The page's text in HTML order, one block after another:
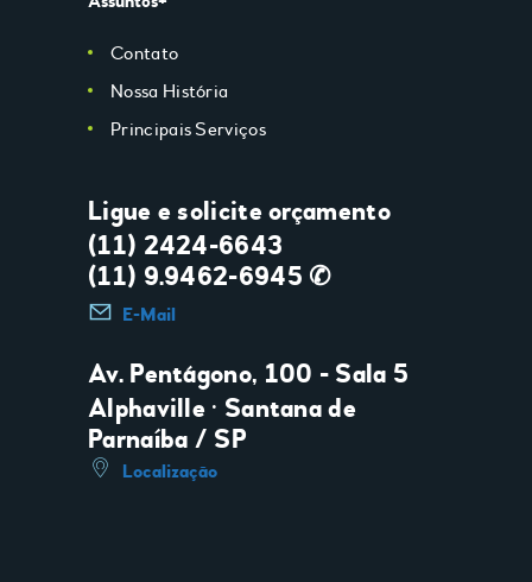
Contato
Nossa História
Principais Serviços
Ligue e solicite orçamento
(11) 2424-6643
(11) 9.9462-6945 ✆
E-Mail
Av. Pentágono, 100 - Sala 5
Alphaville • Santana de
Parnaíba / SP
Localização